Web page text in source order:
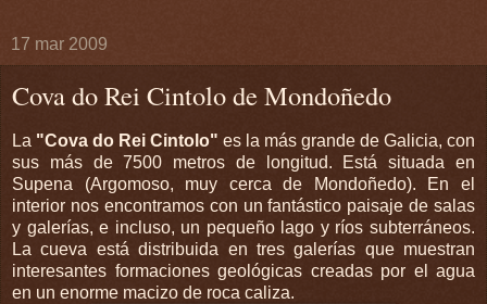
17 mar 2009
Cova do Rei Cintolo de Mondoñedo
La "Cova do Rei Cintolo" es la más grande de Galicia, con
sus más de 7500 metros de longitud. Está situada en
Supena (Argomoso, muy cerca de Mondoñedo). En el
interior nos encontramos con un fantástico paisaje de salas
y galerías, e incluso, un pequeño lago y ríos subterráneos.
La cueva estádistribuida en tres galerías que muestran
interesantes formaciones geológicas creadas por el agua
en un enorme macizo de roca caliza.